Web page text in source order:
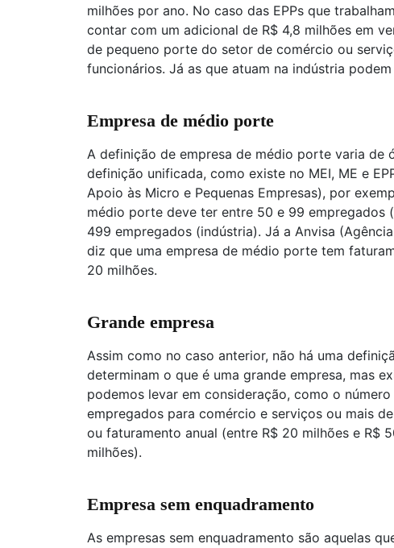
milhões por ano. No caso das EPPs que
contar com um adicional de R$ 4,8 milhões em
de pequeno porte do setor de comércio ou
funcionários. Já as que atuam na indústria
Empresa de médio porte
A definição de empresa de médio porte varia de
definição unificada, como existe no MEI, ME e
Apoio às Micro e Pequenas Empresas), por
médio porte deve ter entre 50 e 99 empregados
499 empregados (indústria). Já a Anvisa
diz que uma empresa de médio porte tem
20 milhões.
Grande empresa
Assim como no caso anterior, não há uma
determinam o que é uma grande empresa, mas
podemos levar em consideração, como o
empregados para comércio e serviços ou mais
ou faturamento anual (entre R$ 20 milhões e R$
milhões).
Empresa sem enquadramento
As empresas sem enquadramento são aquelas